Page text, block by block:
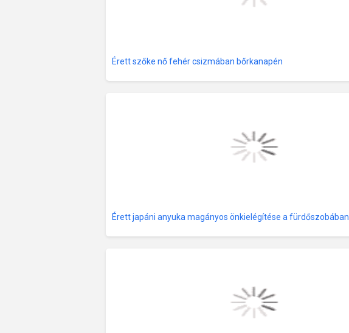
Érett szőke nő fehér csizmában bőrkanapén
Érett japáni anyuka magányos önkielégítése a fürdőszobában